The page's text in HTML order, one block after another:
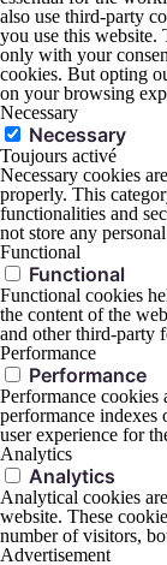
also use third-party
you use this website.
only with your
cookies. But opting
on your browsing
Necessary
Necessary
Toujours activé
Necessary cookies
properly. This
functionalities and
not store any
Functional
Functional
Functional cookies
the content of the
and other third-party
Performance
Performance
Performance cookies
performance indexes
user experience for
Analytics
Analytics
Analytical cookies
website. These
number of visitors,
Advertisement